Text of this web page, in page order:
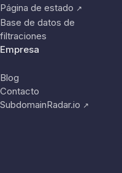
Página de estado ↗
Base de datos de
filtraciones
Empresa
Blog
Contacto
SubdomainRadar.io ↗